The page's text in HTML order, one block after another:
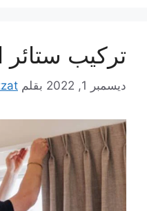
تركيب ستائر
ديسمبر 1, 2022 بقلم